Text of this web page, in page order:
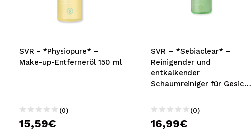
MAQUIFARMA
TRAVEL SIZE
NATURE
SPECIALS
OUTLET
SVR - *Physiopure* –
Make-up-Entferneröl 150 ml
(0)
15,59€
SVR – *Sebiaclear* –
Reinigender und
entkalkender
Schaumreiniger für Gesicht
Mischhaut bis fettige Haut
(0)
16,99€